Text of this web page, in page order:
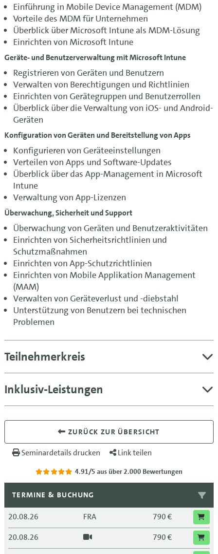
Einführung in Mobile Device Management (MDM)
Vorteile des MDM für Unternehmen
Überblick über Microsoft Intune als MDM-Lösung
Einrichten von Microsoft Intune
Geräte- und Benutzerverwaltung mit Microsoft Intune
Registrieren von Geräten und Benutzern
Verwalten von Berechtigungen und Richtlinien
Einrichten von Gerätegruppen und Benutzerrollen
Überblick über die Verwaltung von iOS- und Android-
Geräten
Konfiguration von Geräten und Bereitstellung von Apps
Konfigurieren von Geräteeinstellungen
Verteilen von Apps und Software-Updates
Überblick über das App-Management in Microsoft
Intune
Verwaltung von App-Lizenzen
Überwachung, Sicherheit und Support
Überwachung von Geräten und Benutzeraktivitäten
Einrichten von Sicherheitsrichtlinien und
Schutzmaßnahmen
Einrichten von App-Schutzrichtlinien
Einrichten von Mobile Applikation Management
(MAM)
Verwalten von Geräteverlust und -diebstahl
Unterstützung von Benutzern bei technischen
Problemen
Teilnehmerkreis
Inklusiv-Leistungen
ZURÜCK ZUR ÜBERSICHT
Seminardetails drucken Link teilen
4.91/5 aus über 2.000 Bewertungen
TERMINE & BUCHUNG
20.08.26 FRA
790 €
20.08.26
790 €